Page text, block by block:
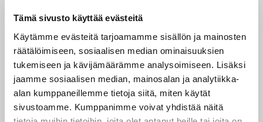
Tämä sivusto käyttää evästeitä
Käytämme evästeitä tarjoamamme sisällön ja mainosten
räätälöimiseen, sosiaalisen median ominaisuuksien
tukemiseen ja kävijämäärämme analysoimiseen. Lisäksi
jaamme sosiaalisen median, mainosalan ja analytiikka-
alan kumppaneillemme tietoja siitä, miten käytät
sivustoamme. Kumppanimme voivat yhdistää näitä
to 13.8.klo 18 ENNAKKO*
pe 14.8.
klo 18 ENNAKKO*
klo 18 ENSI-ILTA
ke 19.8.klo 18
pe 28.8.klo 18
la 29.8.
klo 13